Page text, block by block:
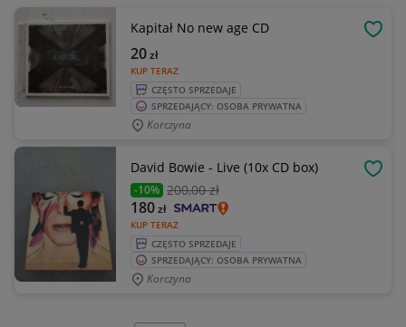
Kapitał No new age CD
KUP TERAZ
20zł
CZĘSTO SPRZEDAJE
SPRZEDAJĄCY: OSOBA PRYWATNA
Korczyna
David Bowie - Live (10x CD box)
-10% 200,00 zł
KUP TERAZ
180zł
CZĘSTO SPRZEDAJE
SPRZEDAJĄCY: OSOBA PRYWATNA
Korczyna